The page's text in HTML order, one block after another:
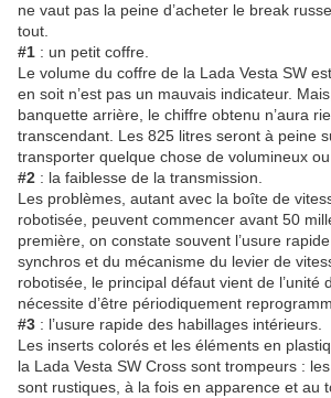
ne vaut pas la peine d’acheter le break
tout.
#1 : un petit coffre.
Le volume du coffre de la Lada Vesta SW
en soit n’est pas un mauvais indicateur.
banquette arrière, le chiffre obtenu n’aura
transcendant. Les 825 litres seront à peine
transporter quelque chose de volumineux
#2 : la faiblesse de la transmission.
Les problèmes, autant avec la boîte de
robotisée, peuvent commencer avant 50
première, on constate souvent l’usure
synchros et du mécanisme du levier de
robotisée, le principal défaut vient de l’unité
nécessite d’être périodiquement
#3 : l’usure rapide des habillages intérieurs.
Les inserts colorés et les éléments en
la Lada Vesta SW Cross sont trompeurs :
sont rustiques, à la fois en apparence et au